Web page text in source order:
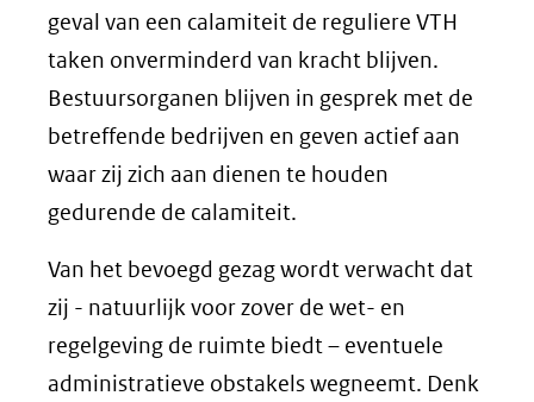
geval van een calamiteit de reguliere VTH
taken onverminderd van kracht blijven.
Bestuursorganen blijven in gesprek met de
betreffende bedrijven en geven actief aan
waar zij zich aan dienen te houden
gedurende de calamiteit.
Van het bevoegd gezag wordt verwacht dat
zij - natuurlijk voor zover de wet- en
regelgeving de ruimte biedt – eventuele
administratieve obstakels wegneemt. Denk